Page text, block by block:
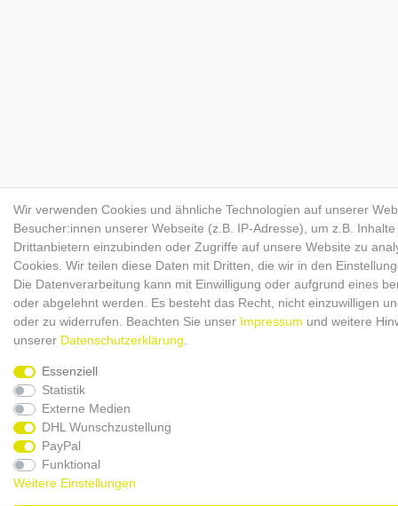
Wir verwenden Cookies und ähnliche Technologien auf unserer
Besucher:innen unserer Webseite (z.B. IP-Adresse), um z.B.
Drittanbietern einzubinden oder Zugriffe auf unsere Website zu
Cookies. Wir teilen diese Daten mit Dritten, die wir in den
Die Datenverarbeitung kann mit Einwilligung oder aufgrund eines
oder abgelehnt werden. Es besteht das Recht, nicht einzuwilligen
oder zu widerrufen. Beachten Sie unser Impressum und weitere
unserer Daten­schutz­erklärung
Essenziell
Statistik
Externe Medien
DHL Wunschzustellung
PayPal
Funktional
Weitere Einstellungen